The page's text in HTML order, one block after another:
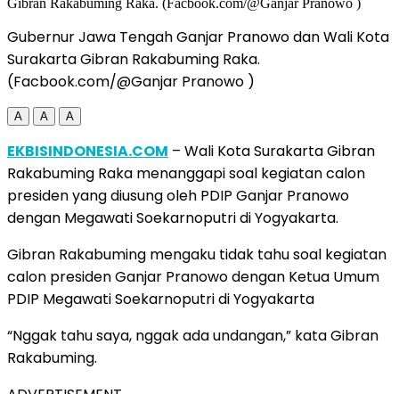
Gubernur Jawa Tengah Ganjar Pranowo dan Wali Kota
Surakarta Gibran Rakabuming Raka.
(Facbook.com/@Ganjar Pranowo )
A A A
EKBISINDONESIA.COM – Wali Kota Surakarta Gibran
Rakabuming Raka menanggapi soal kegiatan calon
presiden yang diusung oleh PDIP Ganjar Pranowo
dengan Megawati Soekarnoputri di Yogyakarta.
Gibran Rakabuming mengaku tidak tahu soal kegiatan
calon presiden Ganjar Pranowo dengan Ketua Umum
PDIP Megawati Soekarnoputri di Yogyakarta
“Nggak tahu saya, nggak ada undangan,” kata Gibran
Rakabuming.